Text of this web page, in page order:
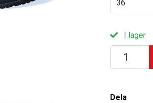
36
I lager
Dela